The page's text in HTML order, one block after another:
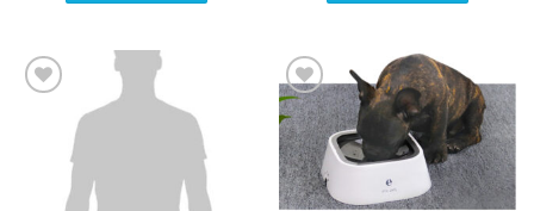
إضافة
إلى
قائمة
الرغبات